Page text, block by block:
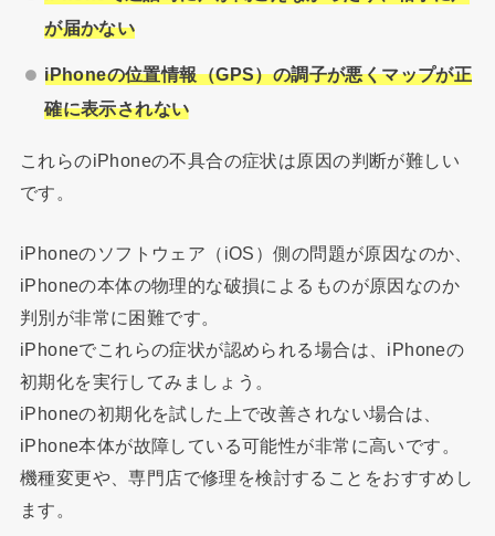
が届かない
iPhoneの位置情報（GPS）の調子が悪くマップが正
確に表示されない
これらのiPhoneの不具合の症状は原因の判断が難しい
です。
iPhoneのソフトウェア（iOS）側の問題が原因なのか、
iPhoneの本体の物理的な破損によるものが原因なのか
判別が非常に困難です。
iPhoneでこれらの症状が認められる場合は、iPhoneの
初期化を実行してみましょう。
iPhoneの初期化を試した上で改善されない場合は、
iPhone本体が故障している可能性が非常に高いです。
機種変更や、専門店で修理を検討することをおすすめし
ます。